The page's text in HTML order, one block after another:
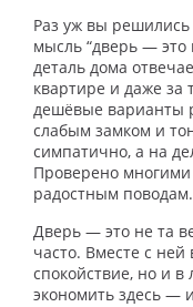
Раз уж вы решились
мысль “дверь — это
деталь дома
квартире и даже
дешёвые варианты
слабым замком и
симпатично, а на
Проверено
радостным поводам.
Дверь — это не та
часто. Вместе с
спокойствие, но и в
экономить здесь —